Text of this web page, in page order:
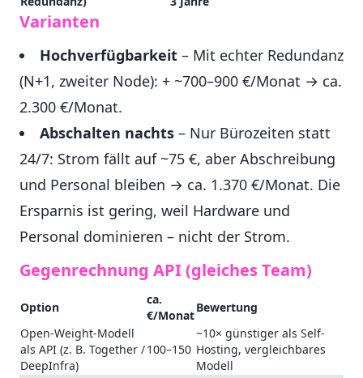
Varianten
Hochverfügbarkeit – Mit echter Redundanz
(N+1, zweiter Node): + ~700–900 €/Monat → ca.
2.300 €/Monat.
Abschalten nachts – Nur Bürozeiten statt
24/7: Strom fällt auf ~75 €, aber Abschreibung
und Personal bleiben → ca. 1.370 €/Monat. Die
Ersparnis ist gering, weil Hardware und
Personal dominieren – nicht der Strom.
Gegenrechnung API (gleiches Team)
Option
ca.
€/Monat
Bewertung
Open-Weight-Modell
als API (z. B. Together /
DeepInfra)
100–150
~10× günstiger als Self-
Hosting, vergleichbares
Modell